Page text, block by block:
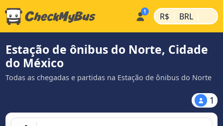
R$ | BRL |
Estação de ônibus do Norte, Cidade
do México
Todas as chegadas e partidas na Estação de ônibus do Norte
1